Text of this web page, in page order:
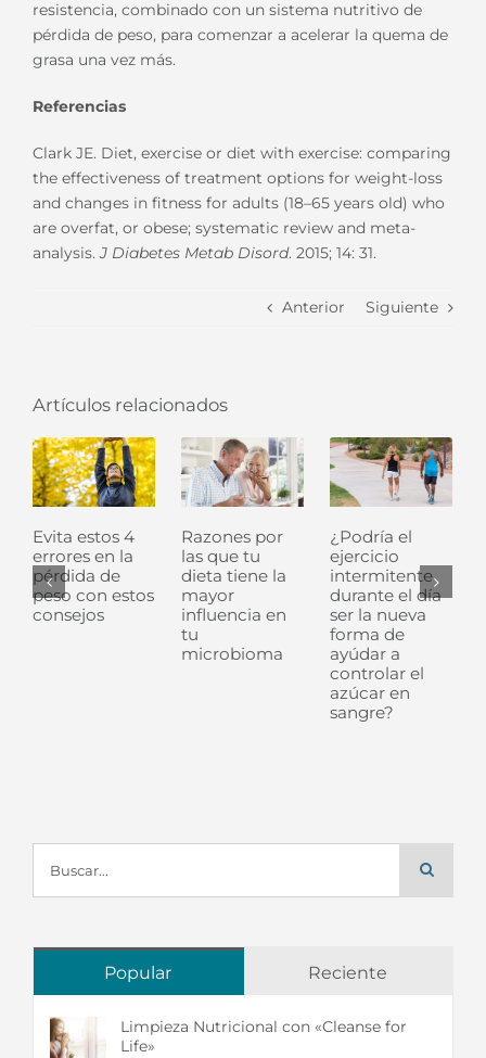
resistencia, combinado con un sistema nutritivo de
pérdida de peso, para comenzar a acelerar la quema de
grasa una vez más.
Referencias
Clark JE. Diet, exercise or diet with exercise: comparing
the effectiveness of treatment options for weight-loss
and changes in fitness for adults (18–65 years old) who
are overfat, or obese; systematic review and meta-
analysis.J Diabetes Metab Disord. 2015; 14: 31.
Anterior Siguiente
Artículos relacionados
Evita estos 4
errores en la
pérdida de
peso con estos
consejos
Razones por
las que tu
dieta tiene la
mayor
influencia en
tu
microbioma
¿Podría el
ejercicio
intermitente
durante el día
ser la nueva
forma de
ayúdar a
controlar el
azúcar en
sangre?
Popular Reciente
Limpieza Nutricional con «Cleanse for
Life»